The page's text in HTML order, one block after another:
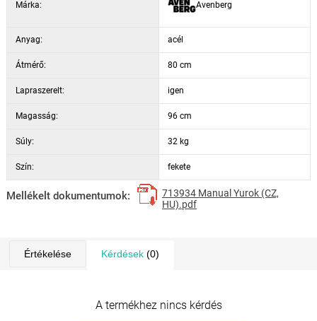
Márka: Avenberg
Anyag: acél
Átmérő: 80 cm
Lapraszerelt: igen
Magasság: 96 cm
Súly: 32 kg
Szín: fekete
Mellékelt dokumentumok:
713934 Manual Yurok (CZ,
HU).pdf
Értékelése Kérdések(0)
A termékhez nincs kérdés